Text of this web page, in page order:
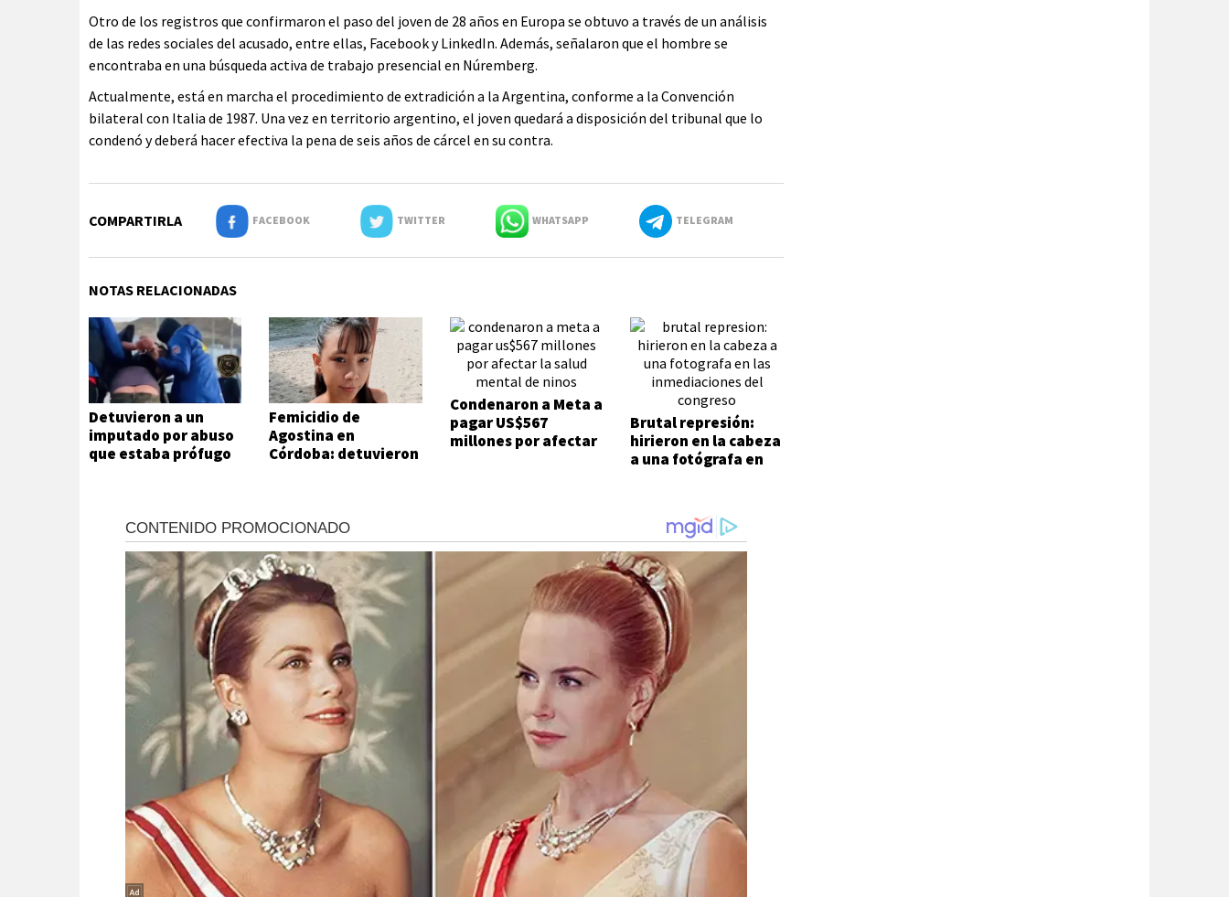
Otro de los registros que confirmaron el paso del joven de 28 años en Europa se obtuvo a través de un análisis
de las redes sociales del acusado, entre ellas, Facebook y LinkedIn. Además, señalaron que el hombre se
encontraba en una búsqueda activa de trabajo presencial en Núremberg.
Actualmente, está en marcha el procedimiento de extradición a la Argentina, conforme a la Convención
bilateral con Italia de 1987. Una vez en territorio argentino, el joven quedará a disposición del tribunal que lo
condenó y deberá hacer efectiva la pena de seis años de cárcel en su contra.
COMPARTIRLA FACEBOOK TWITTER WHATSAPP TELEGRAM
NOTAS RELACIONADAS
Detuvieron a un
imputado por abuso
que estaba prófugo
Femicidio de
Agostina en
Córdoba: detuvieron
Condenaron a Meta a
pagar US$567
millones por afectar
Brutal represión:
hirieron en la cabeza
a una fotógrafa en